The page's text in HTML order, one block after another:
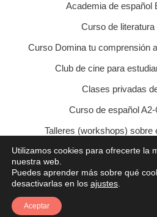
Academia de español
Curso de literatura
Curso Domina tu comprensión
Club de cine para
Clases privadas
Curso de español
Talleres (workshops) sobre
Curso de
Política de privacidad
Política
Condiciones de contratación
Utilizamos cookies para ofrecerte la
nuestra web.
Puedes aprender más sobre qué
desactivarlas en los ajustes
Aceptar